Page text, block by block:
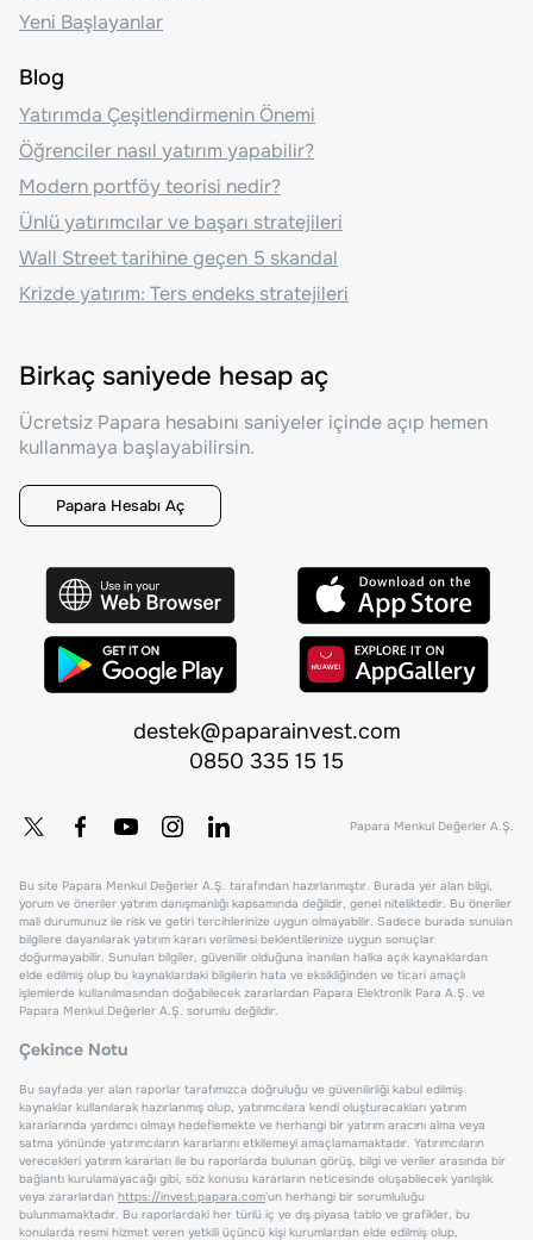
Yeni Başlayanlar
Blog
Yatırımda Çeşitlendirmenin Önemi
Öğrenciler nasıl yatırım yapabilir?
Modern portföy teorisi nedir?
Ünlü yatırımcılar ve başarı stratejileri
Wall Street tarihine geçen 5 skandal
Krizde yatırım: Ters endeks stratejileri
Birkaç saniyede hesap aç
Ücretsiz Papara hesabını saniyeler içinde açıp hemen
kullanmaya başlayabilirsin.
Papara Hesabı Aç
destek@paparainvest.com
0850 335 15 15
Papara Menkul Değerler A.Ş.
Bu site Papara Menkul Değerler A.Ş. tarafından hazırlanmıştır. Burada yer alan bilgi,
yorum ve öneriler yatırım danışmanlığı kapsamında değildir, genel niteliktedir. Bu öneriler
mali durumunuz ile risk ve getiri tercihlerinize uygun olmayabilir. Sadece burada sunulan
bilgilere dayanılarak yatırım kararı verilmesi beklentilerinize uygun sonuçlar
doğurmayabilir. Sunulan bilgiler, güvenilir olduğuna inanılan halka açık kaynaklardan
elde edilmiş olup bu kaynaklardaki bilgilerin hata ve eksikliğinden ve ticari amaçlı
işlemlerde kullanılmasından doğabilecek zararlardan Papara Elektronik Para A.Ş. ve
Papara Menkul Değerler A.Ş. sorumlu değildir.
Çekince Notu
Bu sayfada yer alan raporlar tarafımızca doğruluğu ve güvenilirliği kabul edilmiş
kaynaklar kullanılarak hazırlanmış olup, yatırımcılara kendi oluşturacakları yatırım
kararlarında yardımcı olmayı hedeflemekte ve herhangi bir yatırım aracını alma veya
satma yönünde yatırımcıların kararlarını etkilemeyi amaçlamamaktadır. Yatırımcıların
verecekleri yatırım kararları ile bu raporlarda bulunan görüş, bilgi ve veriler arasında bir
bağlantı kurulamayacağı gibi, söz konusu kararların neticesinde oluşabilecek yanlışlık
veya zararlardan https://invest.papara.com'un herhangi bir sorumluluğu
bulunmamaktadır. Bu raporlardaki her türlü iç ve dış piyasa tablo ve grafikler, bu
konularda resmi hizmet veren yetkili üçüncü kişi kurumlardan elde edilmiş olup,